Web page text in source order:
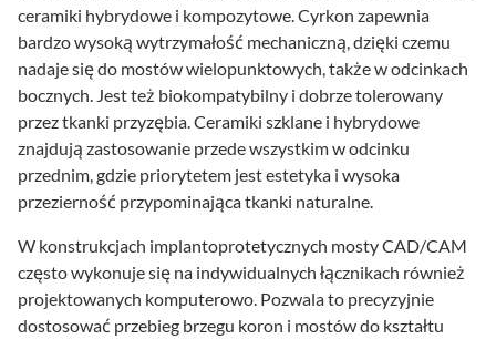
ceramiki hybrydowe i kompozytowe. Cyrkon zapewnia
bardzo wysoką wytrzymałość mechaniczną, dzięki czemu
nadaje się do mostów wielopunktowych, także w odcinkach
bocznych. Jest też biokompatybilny i dobrze tolerowany
przez tkanki przyzębia. Ceramiki szklane i hybrydowe
znajdują zastosowanie przede wszystkim w odcinku
przednim, gdzie priorytetem jest estetyka i wysoka
przezierność przypominająca tkanki naturalne.
W konstrukcjach implantoprotetycznych mosty CAD/CAM
często wykonuje się na indywidualnych łącznikach również
projektowanych komputerowo. Pozwala to precyzyjnie
dostosować przebieg brzegu koron i mostów do kształtu